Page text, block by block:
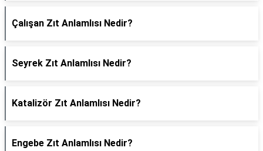
Çalışan Zıt Anlamlısı Nedir?
Seyrek Zıt Anlamlısı Nedir?
Katalizör Zıt Anlamlısı Nedir?
Engebe Zıt Anlamlısı Nedir?